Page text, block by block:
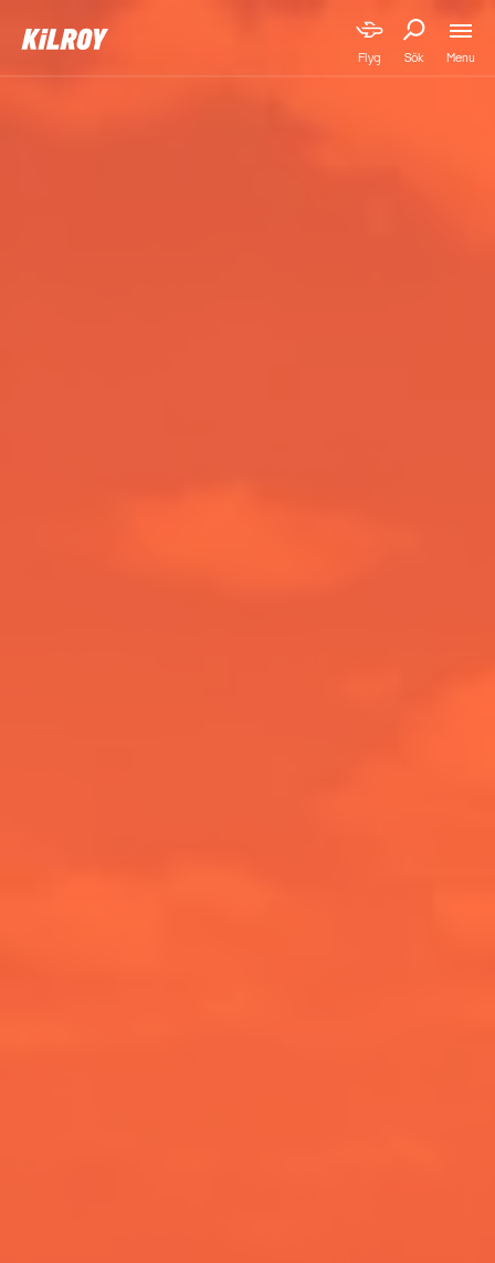
Flyg Sök Menu